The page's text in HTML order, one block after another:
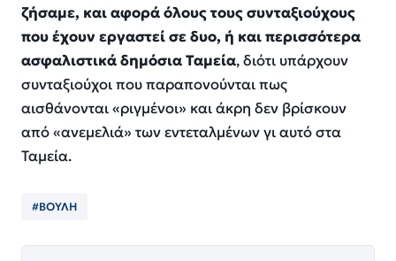
ζήσαμε, και αφορά όλους τους συνταξιούχους
που έχουν εργαστεί σε δυο, ή και περισσότερα
ασφαλιστικά δημόσια Ταμεία, διότι υπάρχουν
συνταξιούχοι που παραπονούνται πως
αισθάνονται «ριγμένοι» και άκρη δεν βρίσκουν
από «ανεμελιά» των εντεταλμένων γι αυτό στα
Ταμεία.
#ΒΟΥΛΗ